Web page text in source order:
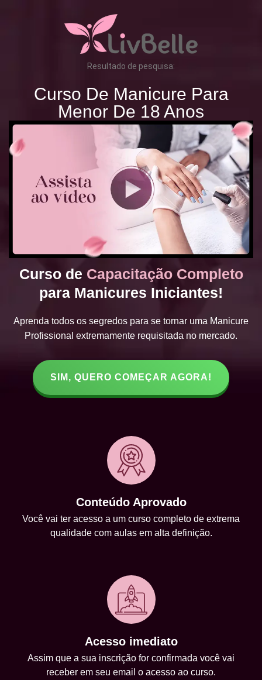
Resultado de pesquisa:
Curso De Manicure Para
Menor De 18 Anos
Curso de Capacitação Completo
para Manicures Iniciantes!
Aprenda todos os segredos para se tornar uma Manicure
Profissional extremamente requisitada no mercado.
SIM, QUERO COMEÇAR AGORA!
Conteúdo Aprovado
Você vai ter acesso a um curso completo de extrema
qualidade com aulas em alta definição.
Acesso imediato
Assim que a sua inscrição for confirmada você vai
receber em seu email o acesso ao curso.